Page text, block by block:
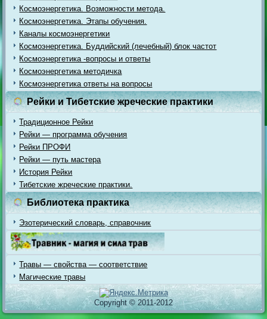
Космоэнергетика. Возможности метода.
Космоэнергетика. Этапы обучения.
Каналы космоэнергетики
Космоэнергетика. Буддийский (лечебный) блок частот
Космоэнергетика -вопросы и ответы
Космоэнергетика методичка
Космоэнергетика ответы на вопросы
Рейки и Тибетские жреческие практики
Традиционное Рейки
Рейки — программа обучения
Рейки ПРОФИ
Рейки — путь мастера
История Рейки
Тибетские жреческие практики.
Библиотека практика
Эзотерический словарь, справочник
Травы — свойства — соответствие
Магические травы
Copyright © 2011-2012